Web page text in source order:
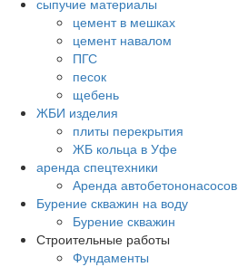
сыпучие материалы
цемент в мешках
цемент навалом
ПГС
песок
щебень
ЖБИ изделия
плиты перекрытия
ЖБ кольца в Уфе
аренда спецтехники
Аренда автобетононасосов
Бурение скважин на воду
Бурение скважин
Строительные работы
Фундаменты